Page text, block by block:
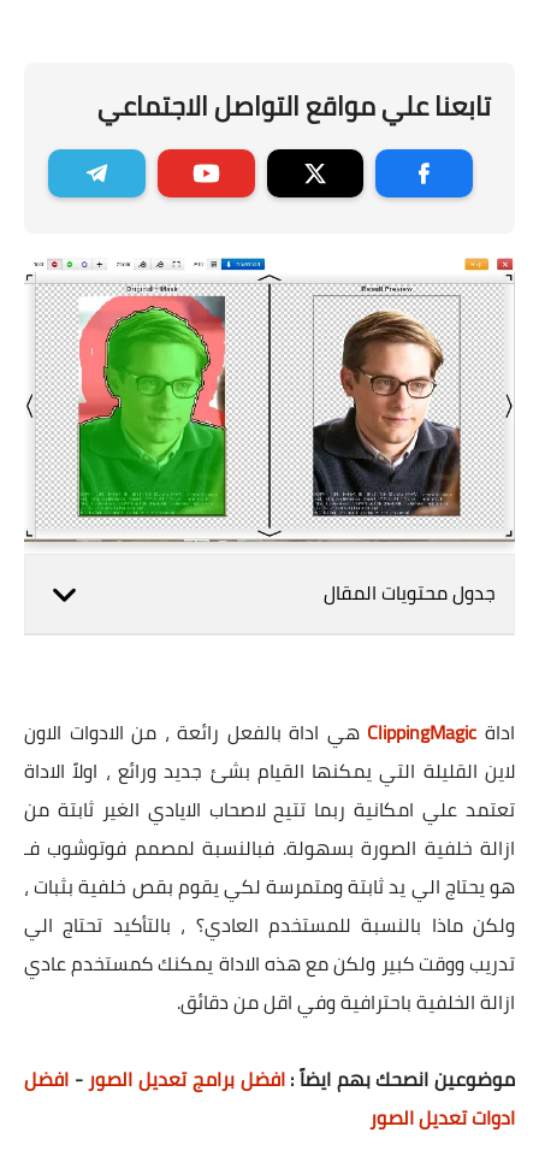
تابعنا علي مواقع التواصل الاجتماعي
جدول محتويات المقال
اداة ClippingMagic هي اداة بالفعل رائعة ، من الادوات الاون
لاين القليلة التي يمكنها القيام بشئ جديد ورائع ، اولاً الاداة
تعتمد علي امكانية ربما تتيح لاصحاب الايادي الغير ثابتة من
ازالة خلفية الصورة بسهولة. فبالنسبة لمصمم فوتوشوب فـ
هو يحتاج الي يد ثابتة ومتمرسة لكي يقوم بقص خلفية بثبات ،
ولكن ماذا بالنسبة للمستخدم العادي؟ ، بالتأكيد تحتاج الي
تدريب ووقت كبير ولكن مع هذه الاداة يمكنك كمستخدم عادي
ازالة الخلفية باحترافية وفي اقل من دقائق.
موضوعين انصحك بهم ايضاً :افضل برامج تعديل الصور - افضل
ادوات تعديل الصور